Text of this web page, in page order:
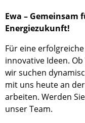
Ewa –
Energiezukunft!
Für eine
innovative Ideen.
wir suchen
mit uns heute an
arbeiten. Werden
unser Team.